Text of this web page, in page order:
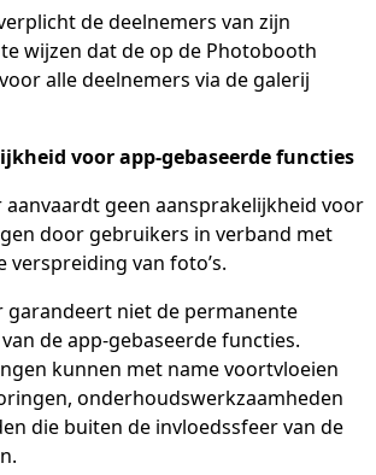
de deelnemers van zijn
wijzen dat de op de Photobooth
alle deelnemers via de galerij
voor app-gebaseerde functies
geen aansprakelijkheid voor
door gebruikers in verband met
verspreiding van foto’s.
garandeert niet de permanente
de app-gebaseerde functies.
kunnen met name voortvloeien
onderhoudswerkzaamheden
die buiten de invloedssfeer van de